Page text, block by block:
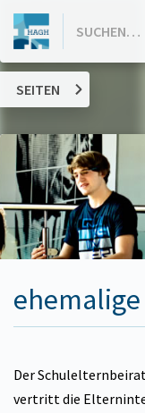
INHALT
Hannah-
Arendt-
Gymnasium
Haßloch
SUCHEN…
SEITEN
Der
vertritt die